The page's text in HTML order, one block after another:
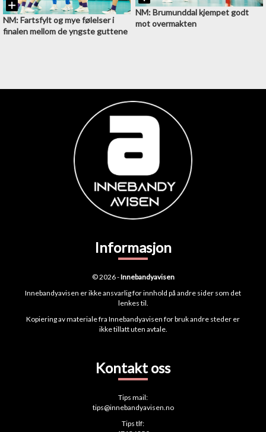
NM: Fartsfylt og mye følelser i
finalen mellom de yngste guttene
NM: Brumunddal kjempet godt
mot overmakten
Informasjon
© 2026 -Innebandyavisen
Innebandyavisen er ikke ansvarlig for innhold på andre sider som det
lenkes til.
Kopiering av materiale fra Innebandyavisen for bruk andre steder er
ikke tillatt uten avtale.
Kontakt oss
Tips mail:
tips@innebandyavisen.no
Tips tlf: